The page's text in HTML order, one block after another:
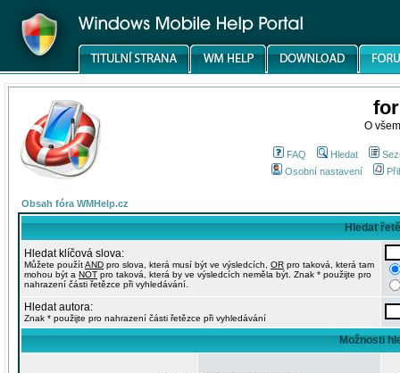
O
FAQ Hledat
Osobní nastavení
Obsah fóra WMHelp.cz
Hledat
Hledat klíčová slova:
Můžete použítAND pro slova, která musí být ve výsledcích, OR pro taková, která tam
mohou být a NOT pro taková, která by ve výsledcích neměla být. Znak * použijte pro
nahrazení části řetězce při vyhledávání.
Hledat autora:
Znak * použijte pro nahrazení části řetězce při vyhledávání
Možnosti